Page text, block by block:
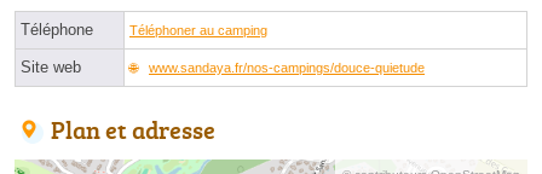
Téléphone Téléphoner au camping
Site web www.sandaya.fr/nos-campings/douce-quietude
Plan et adresse